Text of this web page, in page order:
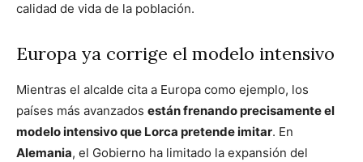
calidad de vida de la población.
Europa ya corrige el modelo intensivo
Mientras el alcalde cita a Europa como ejemplo, los
países más avanzados están frenando precisamente el
modelo intensivo que Lorca pretende imitar. En
Alemania, el Gobierno ha limitado la expansión del